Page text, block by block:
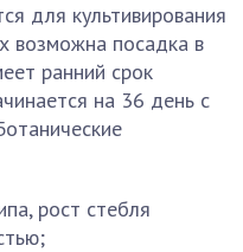
для культивирования
возможна посадка в
ранний срок
на 36 день с
рост стебля